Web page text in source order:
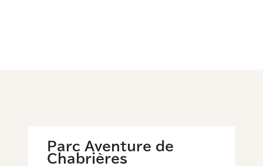
Parc Aventure de
Chabrières